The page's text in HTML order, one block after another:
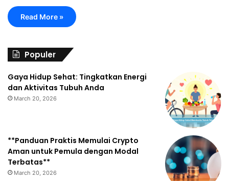
Read More »
Populer
Gaya Hidup Sehat: Tingkatkan Energi
dan Aktivitas Tubuh Anda
March 20, 2026
**Panduan Praktis Memulai Crypto
Aman untuk Pemula dengan Modal
Terbatas**
March 20, 2026